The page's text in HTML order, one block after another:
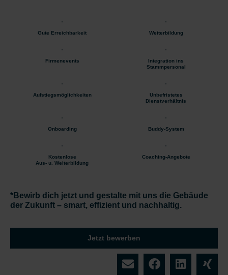
Gute Erreichbarkeit Weiterbildung
Firmenevents
Integration ins
Stammpersonal
Aufstiegsmöglichkeiten
Unbefristetes
Dienstverhältnis
Onboarding Buddy-System
Kostenlose
Aus- u. Weiterbildung
Coaching-Angebote
*Bewirb dich jetzt und gestalte mit uns die Gebäude
der Zukunft – smart, effizient und nachhaltig.
Jetzt bewerben